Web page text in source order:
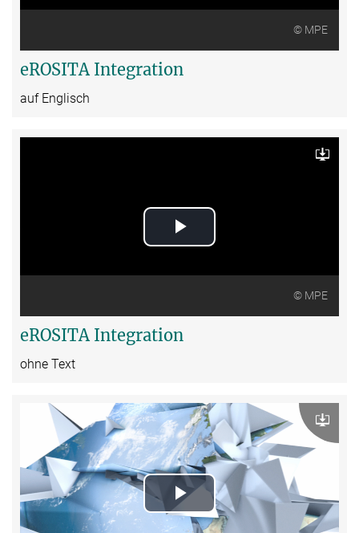
Video
© MPE
eROSITA Integration
auf Englisch
Play
Video
Download
© MPE
eROSITA Integration
ohne Text
Play
Download